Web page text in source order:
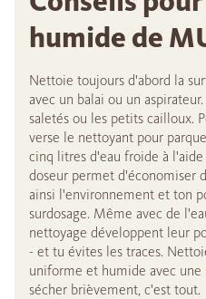
humide de
Nettoie toujours d'abord la
avec un balai ou un
saletés ou les petits cailloux.
verse le nettoyant pour
cinq litres d'eau froide à
doseur permet d'économiser
ainsi l'environnement et ton
surdosage. Même avec de
nettoyage développent leur
- et tu évites les traces.
uniforme et humide avec
sécher brièvement, c'est tout.